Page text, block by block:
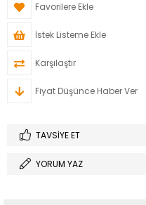
Favorilere Ekle
İstek Listeme Ekle
Karşılaştır
Fiyat Düşünce Haber Ver
TAVSIYE ET
YORUM YAZ